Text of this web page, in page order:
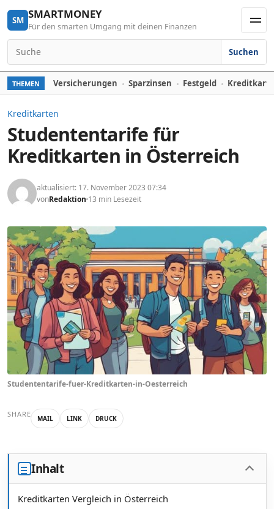
Skip to content
SM SMARTMONEY
Für den smarten Umgang mit deinen Finanzen
Search for:
Suchen
THEMEN Versicherungen Sparzinsen Festgeld
Kreditkarten
Studententarife für
Kreditkarten in Österreich
aktualisiert: 17. November 2023 07:34
vonRedaktion 13 min Lesezeit
Studententarife-fuer-Kreditkarten-in-Oesterreich
SHARE MAIL LINK DRUCK
Inhalt
Kreditkarten Vergleich in Österreich